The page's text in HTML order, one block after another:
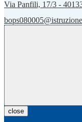
Via Panfili, 17/3 -
close